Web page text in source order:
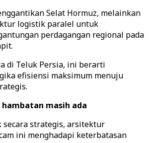
Selat Hormuz, melainkan
logistik paralel untuk
perdagangan regional pada
di Teluk Persia, ini berarti
efisiensi maksimum menuju
masih ada
strategis, arsitektur
ini menghadapi keterbatasan